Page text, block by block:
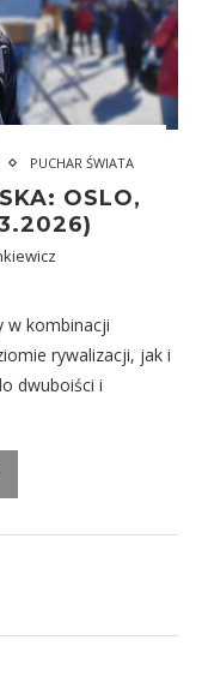
PUCHAR ŚWIATA
OSLO,
w kombinacji
rywalizacji, jak i
dwuboiści i